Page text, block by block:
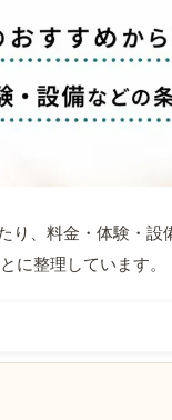
、料金・体験・
に整理しています。